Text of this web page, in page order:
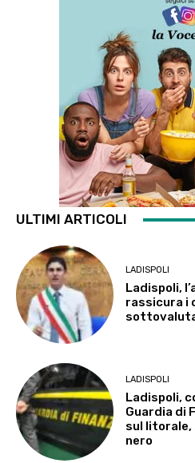
ULTIMI ARTICOLI
LADISPOLI
Ladispoli,
rassicura i
LADISPOLI
Ladispoli,
Guardia di
sul litorale,
nero